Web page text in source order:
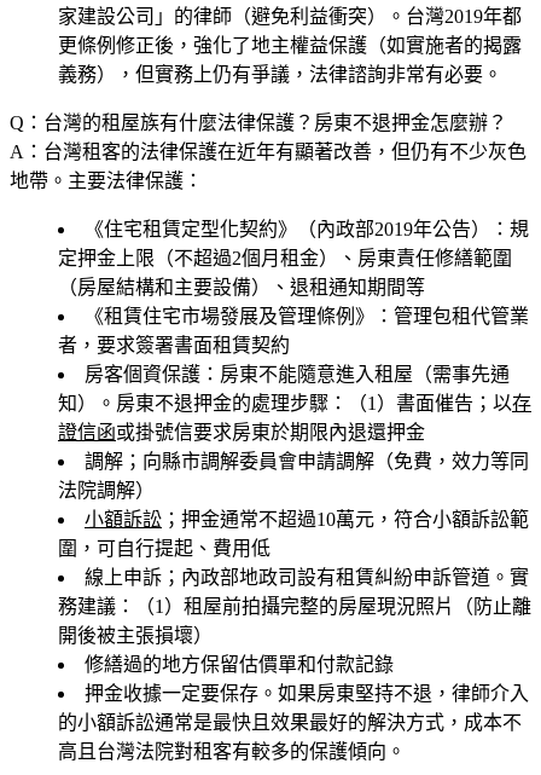
家建設公司」的律師（避免利益衝突）。台灣2019年都
更條例修正後，強化了地主權益保護（如實施者的揭露
義務），但實務上仍有爭議，法律諮詢非常有必要。
Q：台灣的租屋族有什麼法律保護？房東不退押金怎麼辦？
A：台灣租客的法律保護在近年有顯著改善，但仍有不少灰色
地帶。主要法律保護：
《住宅租賃定型化契約》（內政部2019年公告）：規
定押金上限（不超過2個月租金）、房東責任修繕範圍
（房屋結構和主要設備）、退租通知期間等
《租賃住宅市場發展及管理條例》：管理包租代管業
者，要求簽署書面租賃契約
房客個資保護：房東不能隨意進入租屋（需事先通
知）。房東不退押金的處理步驟：（1）書面催告；以存
證信函或掛號信要求房東於期限內退還押金
調解；向縣市調解委員會申請調解（免費，效力等同
法院調解）
小額訴訟 ；押金通常不超過10萬元，符合小額訴訟範
圍，可自行提起、費用低
線上申訴；內政部地政司設有租賃糾紛申訴管道。實
務建議：（1）租屋前拍攝完整的房屋現況照片（防止離
開後被主張損壞）
修繕過的地方保留估價單和付款記錄
押金收據一定要保存。如果房東堅持不退，律師介入
的小額訴訟通常是最快且效果最好的解決方式，成本不
高且台灣法院對租客有較多的保護傾向。